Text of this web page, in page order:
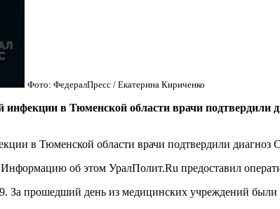
Фото: ФедералПресс / Екатерина Кириченко
в Тюменской области врачи подтвердили
в Тюменской области врачи подтвердили диагноз
Информацию об этом УралПолит.Ru предоставил
За прошедший день из медицинских учреждений